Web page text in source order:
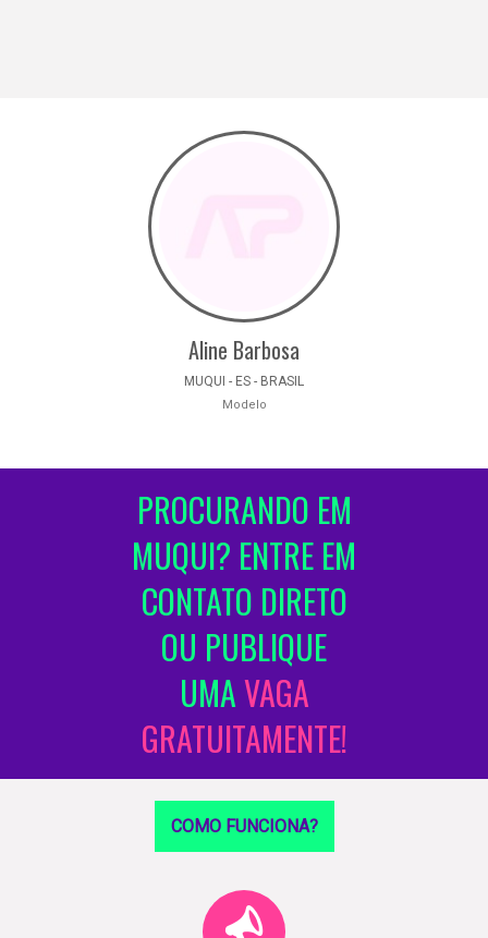
Aline Barbosa
MUQUI - ES - BRASIL
Modelo
PROCURANDO EM
MUQUI? ENTRE EM
CONTATO DIRETO
OU PUBLIQUE
UMAVAGA
GRATUITAMENTE!
COMO FUNCIONA?